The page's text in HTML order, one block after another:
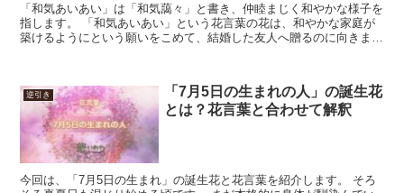
「和気あいあい」は「和気藹々」と書き、仲睦まじく和やかな様子を
指します。 「和気あいあい」という花言葉の花は、和やかな家庭が
築けるようにという願いをこめて、結婚した友人へ贈るのに向きま
逆引き
「7月5日の生まれの人」の誕生花
とは？花言葉と合わせて解釈
今回は、「7月5日の生まれ」の誕生花と花言葉を紹介します。 そろ